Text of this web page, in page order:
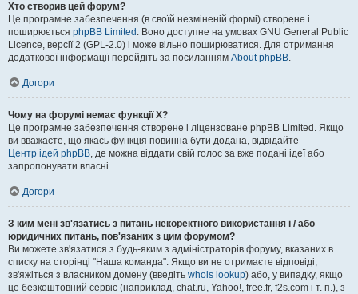
Хто створив цей форум?
Це програмне забезпечення (в своїй незміненій формі) створене і
поширюється phpBB Limited . Воно доступне на умовах GNU General Public
Licence, версії 2 (GPL-2.0) і може вільно поширюватися. Для отримання
додаткової інформації перейдіть за посиланням About phpBB.
Догори
Чому на форумі немає функції X?
Це програмне забезпечення створене і ліцензоване phpBB Limited. Якщо
ви вважаєте, що якась функція повинна бути додана, відвідайте
Центр ідей phpBB, де можна віддати свій голос за вже подані ідеї або
запропонувати власні.
Догори
З ким мені зв'язатись з питань некоректного використання і / або
юридичних питань, пов'язаних з цим форумом?
Ви можете зв'язатися з будь-яким з адміністраторів форуму, вказаних в
списку на сторінці "Наша команда". Якщо ви не отримаєте відповіді,
зв'яжіться з власником домену (введіть whois lookup) або, у випадку, якщо
це безкоштовний сервіс (наприклад, chat.ru, Yahoo!, free.fr, f2s.com і т. п.), з